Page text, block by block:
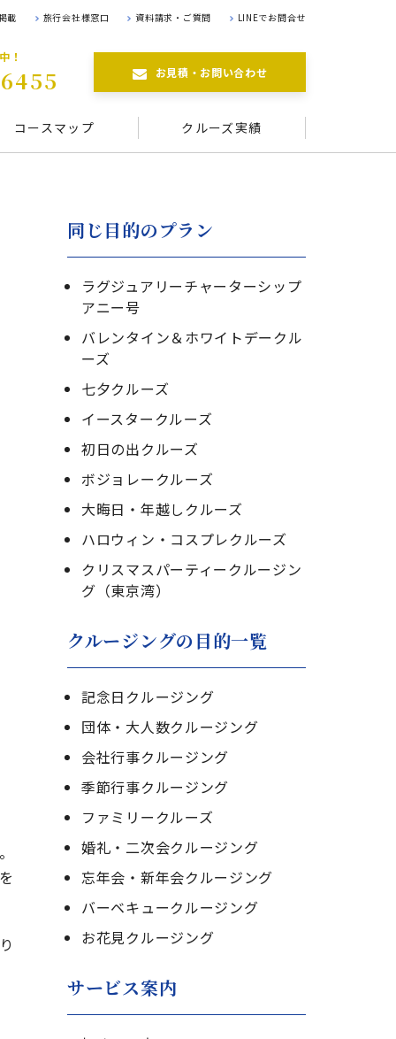
載 旅行会社様窓口 資料請求・ご質問 LINEでお問合せ
！
お見積・お問い合わせ
コースマップ クルーズ実績
同じ目的のプラン
ラグジュアリーチャーターシップ
アニー号
バレンタイン＆ホワイトデークル
ーズ
七夕クルーズ
イースタークルーズ
初日の出クルーズ
ボジョレークルーズ
大晦日・年越しクルーズ
ハロウィン・コスプレクルーズ
クリスマスパーティークルージン
グ（東京湾）
クルージングの目的一覧
記念日クルージング
団体・大人数クルージング
会社行事クルージング
季節行事クルージング
ファミリークルーズ
婚礼・二次会クルージング
忘年会・新年会クルージング
バーベキュークルージング
お花見クルージング
サービス案内